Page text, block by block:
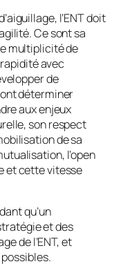
l’ENT doit
Ce sont sa
multiplicité de
avec
de
déterminer
aux enjeux
son respect
de sa
l’open
et cette vitesse
qu’un
et des
de l’ENT, et